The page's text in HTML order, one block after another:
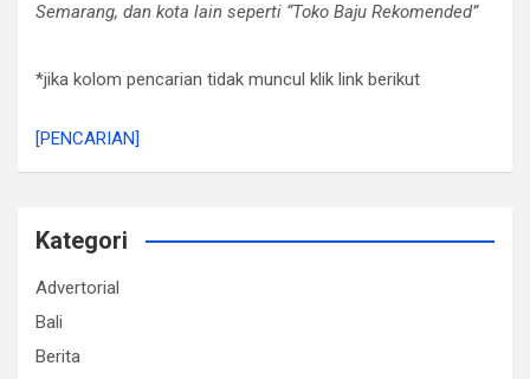
Semarang, dan kota lain seperti “Toko Baju Rekomended”
*jika kolom pencarian tidak muncul klik link berikut
[PENCARIAN]
Kategori
Advertorial
Bali
Berita